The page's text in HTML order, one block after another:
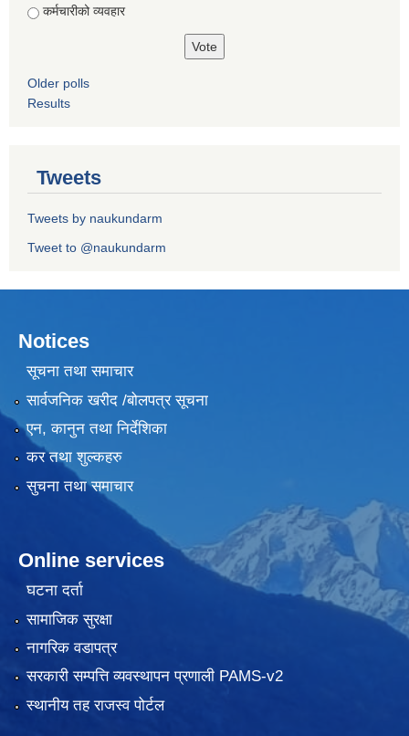
कर्मचारीको व्यवहार
Older polls
Results
Tweets
Tweets by naukundarm
Tweet to @naukundarm
Notices
सूचना तथा समाचार
सार्वजनिक खरीद /बोलपत्र सूचना
एन, कानुन तथा निर्देशिका
कर तथा शुल्कहरु
सुचना तथा समाचार
Online services
घटना दर्ता
सामाजिक सुरक्षा
नागरिक वडापत्र
सरकारी सम्पत्ति व्यवस्थापन प्रणाली PAMS-v2
स्थानीय तह राजस्व पोर्टल